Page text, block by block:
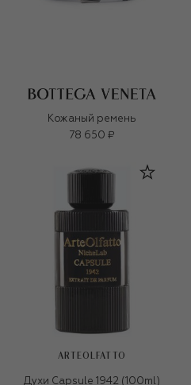
Кожаный ремень
78 650 ₽
ARTEOLFATTO
Духи Capsule 1942 (100ml)